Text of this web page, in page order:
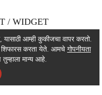
/ WIDGET
/ WIDGET
/ WIDGET
यासाठी आम्ही कुकीजचा वापर करतो.
शिफारस करता येते. आमचे गोपनीयता
मान्य आहे.